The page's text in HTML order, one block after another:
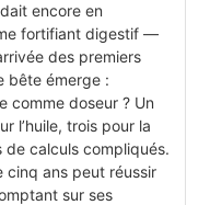
encore en
fortifiant digestif —
des premiers
bête émerge :
comme doseur ? Un
l’huile, trois pour la
de calculs compliqués.
cinq ans peut réussir
sur ses